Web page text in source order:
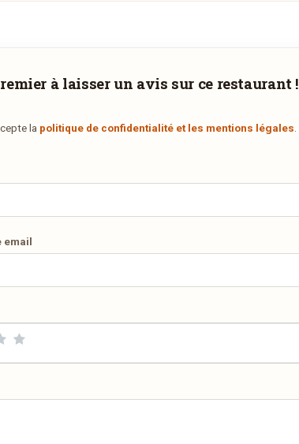
à laisser un avis sur ce restaurant !
la politique de confidentialité et les mentions légales
email